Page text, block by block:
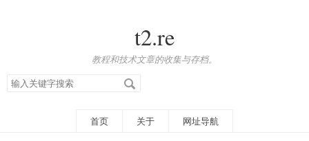
t2.re
教程和技术文章的收集与存档。
搜
索
首页 关于 网址导航